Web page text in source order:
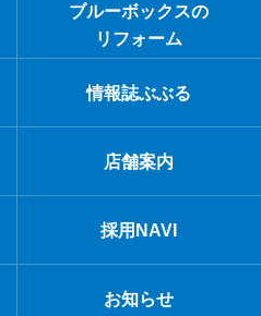
ブルーボックスの
リフォーム
情報誌ぶぶる
店舗案内
採用NAVI
お知らせ